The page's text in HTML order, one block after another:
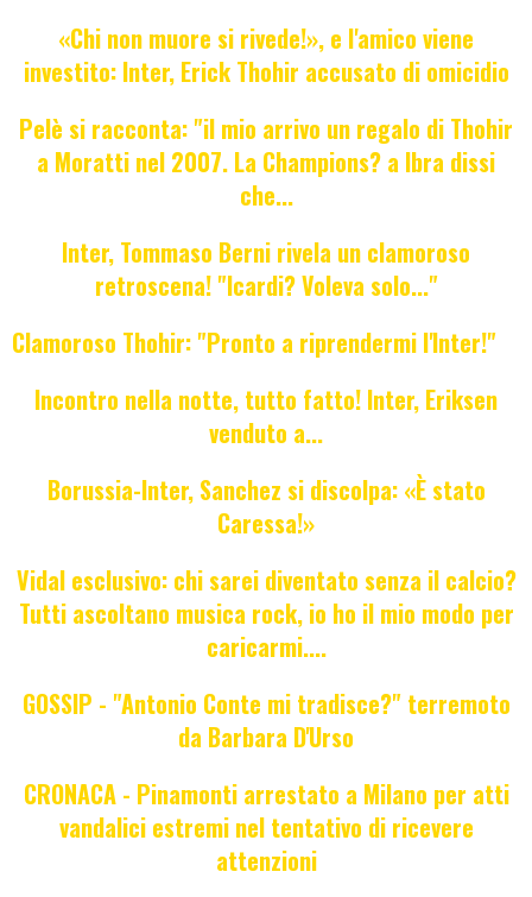
«Chi non muore si rivede!», e l'amico viene
investito: Inter, Erick Thohir accusato di omicidio
Pelè si racconta: "il mio arrivo un regalo di Thohir
a Moratti nel 2007. La Champions? a Ibra dissi
che...
Inter, Tommaso Berni rivela un clamoroso
retroscena! "Icardi? Voleva solo..."
Clamoroso Thohir: "Pronto a riprendermi l'Inter!"
Incontro nella notte, tutto fatto! Inter, Eriksen
venduto a...
Borussia-Inter, Sanchez si discolpa: «È stato
Caressa!»
Vidal esclusivo: chi sarei diventato senza il calcio?
Tutti ascoltano musica rock, io ho il mio modo per
caricarmi....
GOSSIP - "Antonio Conte mi tradisce?" terremoto
da Barbara D'Urso
CRONACA - Pinamonti arrestato a Milano per atti
vandalici estremi nel tentativo di ricevere
attenzioni